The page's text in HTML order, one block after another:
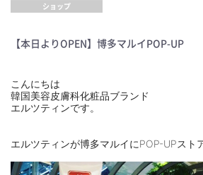
ショップ
【本日よりOPEN】博多マルイPOP-UP
こんにちは
韓国美容皮膚科化粧品ブランド
エルツティンです。
エルツティンが博多マルイにPOP-UPスト